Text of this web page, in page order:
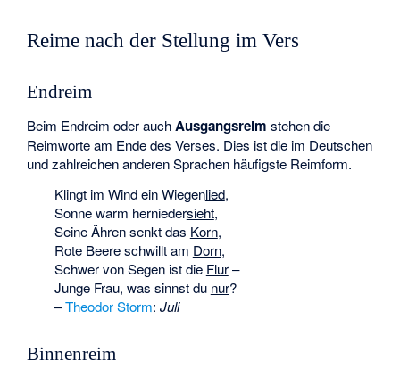
Reime nach der Stellung im Vers
Endreim
Beim Endreim oder auch Ausgangsreim stehen die
Reimworte am Ende des Verses. Dies ist die im Deutschen
und zahlreichen anderen Sprachen häufigste Reimform.
Klingt im Wind ein Wiegenlied,
Sonne warm herniedersieht,
Seine Ähren senkt das Korn,
Rote Beere schwillt am Dorn,
Schwer von Segen ist die Flur–
Junge Frau, was sinnst du nur?
–Theodor Storm: Juli
Binnenreim